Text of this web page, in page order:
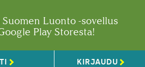
Suomen Luonto -sovellus
Play Storesta!
KIRJAUDU